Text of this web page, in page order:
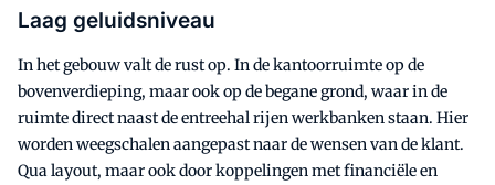
Laag geluidsniveau
In het gebouw valt de rust op. In de kantoorruimte op de
bovenverdieping, maar ook op de begane grond, waar in de
ruimte direct naast de entreehal rijen werkbanken staan. Hier
worden weegschalen aangepast naar de wensen van de klant.
Qua layout, maar ook door koppelingen met financiële en